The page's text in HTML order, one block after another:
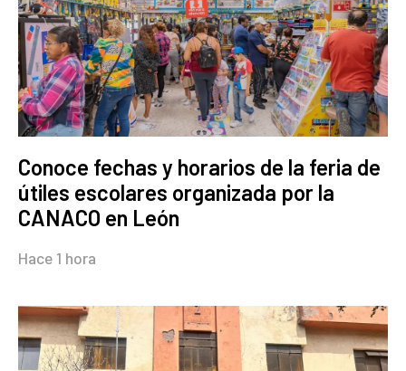
Conoce fechas y horarios de la feria de
útiles escolares organizada por la
CANACO en León
Hace 1 hora